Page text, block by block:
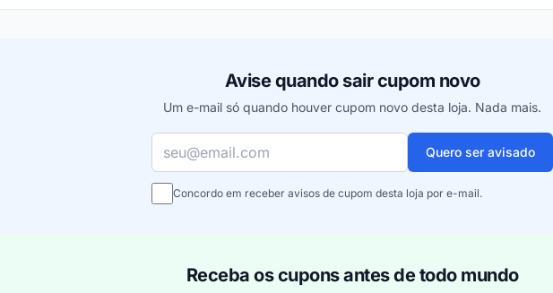
Avise quando sair cupom novo
Um e-mail só quando houver cupom novo desta loja. Nada mais.
Quero ser avisado
Concordo em receber avisos de cupom desta loja por e-mail.
Receba os cupons antes de todo mundo